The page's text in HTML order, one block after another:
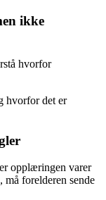
ikke
hvorfor
hvorfor det er
opplæringen varer
forelderen sende